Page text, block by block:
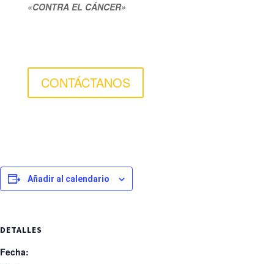
«CONTRA EL CÁNCER»
CONTÁCTANOS
Añadir al calendario
DETALLES
Fecha: